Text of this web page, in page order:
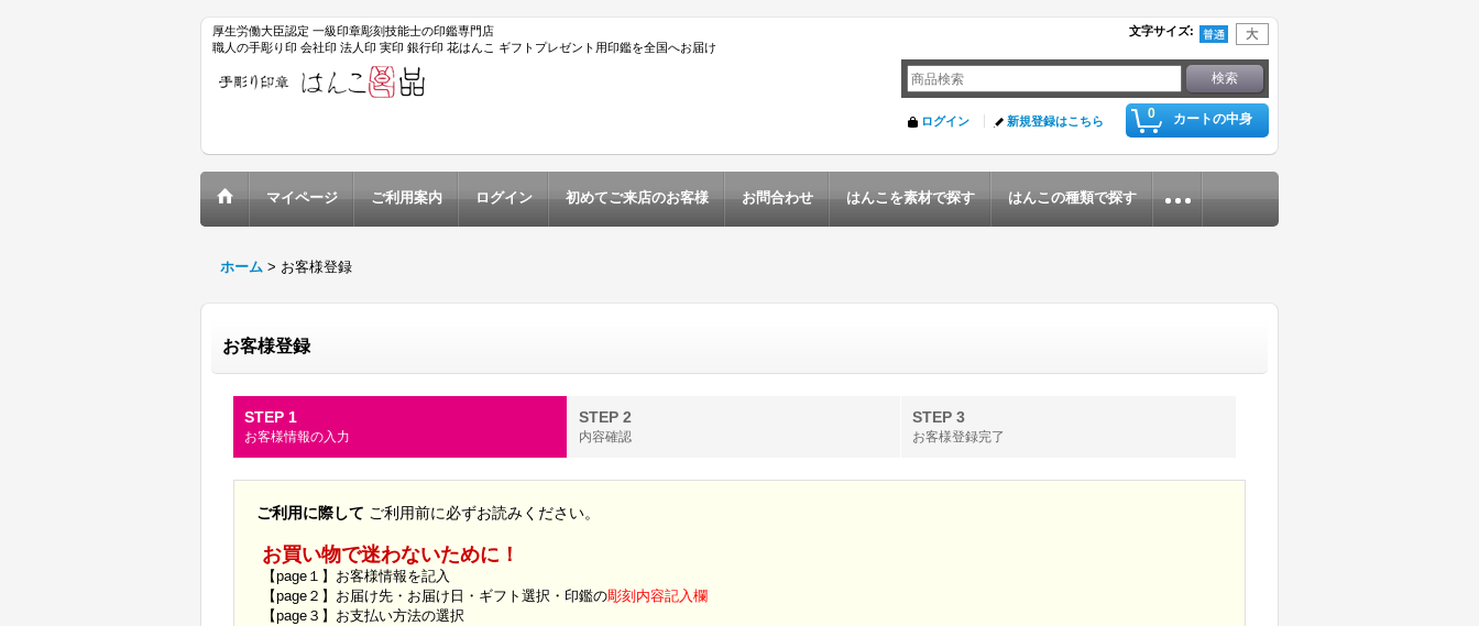
厚生労働大臣認定 一級印章彫刻技能士の印鑑専門店
職人の手彫り印 会社印 法人印 実印 銀行印 花はんこ ギフトプレゼント用印鑑を全国へお届け
文字サイズ:
0 カートの中身
ログイン 新規登録はこちら
マイページ ご利用案内 ログイン 初めてご来店のお客様 お問合わせ はんこを素材で探す はんこの種類で探す
ホーム > お客様登録
お客様登録
STEP 1
お客様情報の入力
STEP 2
内容確認
STEP 3
お客様登録完了
ご利用に際して ご利用前に必ずお読みください。
お買い物で迷わないために！
【page１】お客様情報を記入
【page２】お届け先・お届け日・ギフト選択・印鑑の彫刻内容記入欄
【page３】お支払い方法の選択